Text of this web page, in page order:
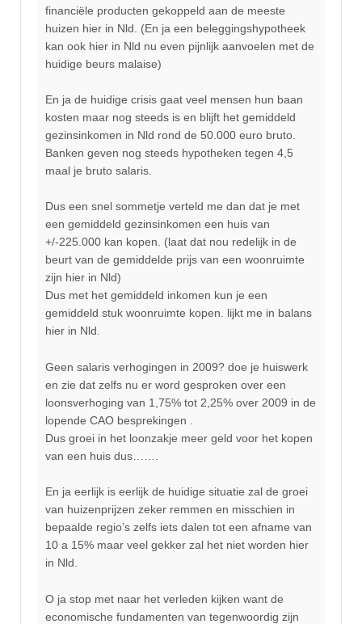
financiële producten gekoppeld aan de meeste
huizen hier in Nld. (En ja een beleggingshypotheek
kan ook hier in Nld nu even pijnlijk aanvoelen met de
huidige beurs malaise)
En ja de huidige crisis gaat veel mensen hun baan
kosten maar nog steeds is en blijft het gemiddeld
gezinsinkomen in Nld rond de 50.000 euro bruto.
Banken geven nog steeds hypotheken tegen 4,5
maal je bruto salaris.
Dus een snel sommetje verteld me dan dat je met
een gemiddeld gezinsinkomen een huis van
+/-225.000 kan kopen. (laat dat nou redelijk in de
beurt van de gemiddelde prijs van een woonruimte
zijn hier in Nld)
Dus met het gemiddeld inkomen kun je een
gemiddeld stuk woonruimte kopen. lijkt me in balans
hier in Nld.
Geen salaris verhogingen in 2009? doe je huiswerk
en zie dat zelfs nu er word gesproken over een
loonsverhoging van 1,75% tot 2,25% over 2009 in de
lopende CAO besprekingen .
Dus groei in het loonzakje meer geld voor het kopen
van een huis dus…….
En ja eerlijk is eerlijk de huidige situatie zal de groei
van huizenprijzen zeker remmen en misschien in
bepaalde regio’s zelfs iets dalen tot een afname van
10 a 15% maar veel gekker zal het niet worden hier
in Nld.
O ja stop met naar het verleden kijken want de
economische fundamenten van tegenwoordig zijn